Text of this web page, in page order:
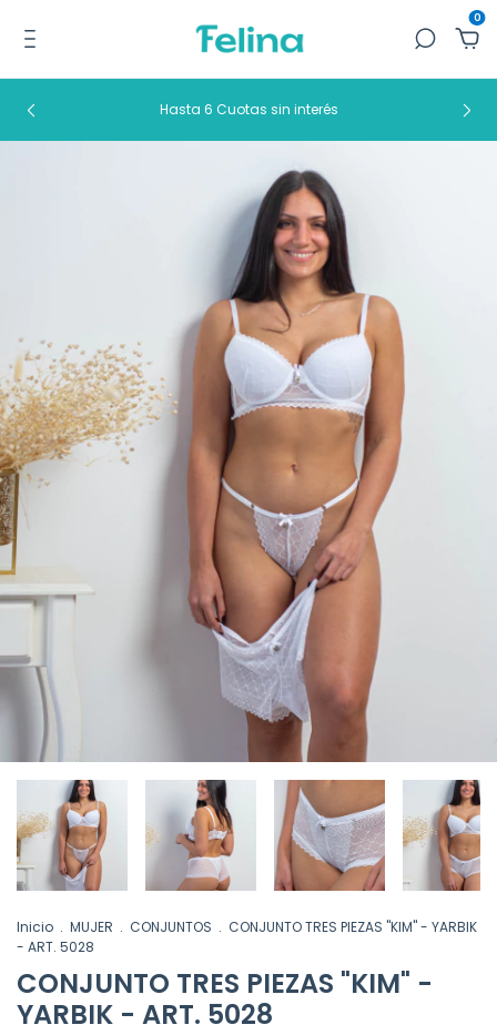
0
Hasta 6 Cuotas sin interés
Inicio . MUJER . CONJUNTOS . CONJUNTO TRES PIEZAS "KIM" - YARBIK
- ART. 5028
CONJUNTO TRES PIEZAS "KIM" -
YARBIK - ART. 5028